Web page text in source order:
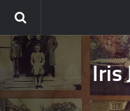
Ställ din fråga
Om Iris Iris